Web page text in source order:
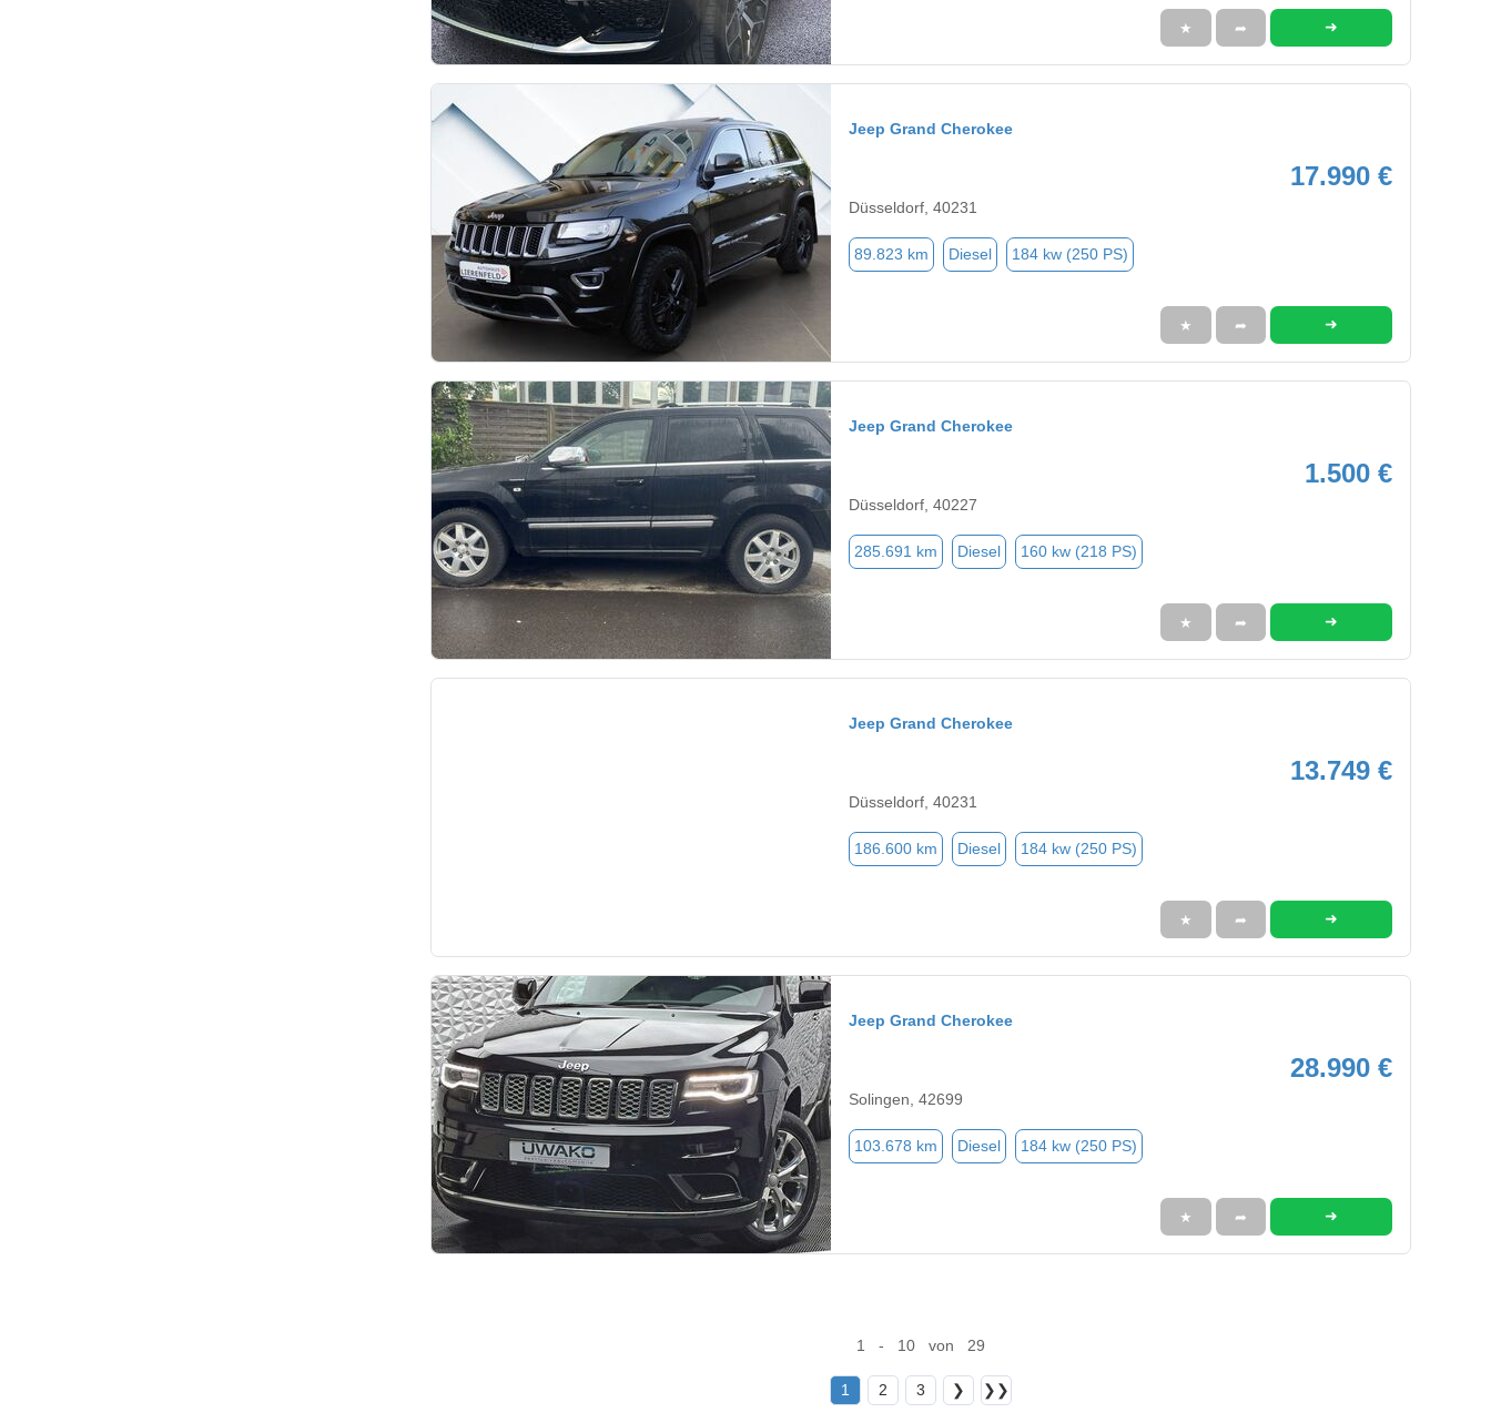
★ ➦ ➜
Jeep Grand Cherokee
17.990 €
Düsseldorf, 40231
89.823 km Diesel 184 kw (250 PS)
★ ➦ ➜
Jeep Grand Cherokee
1.500 €
Düsseldorf, 40227
285.691 km Diesel 160 kw (218 PS)
★ ➦ ➜
Jeep Grand Cherokee
13.749 €
Düsseldorf, 40231
186.600 km Diesel 184 kw (250 PS)
★ ➦ ➜
Jeep Grand Cherokee
28.990 €
Solingen, 42699
103.678 km Diesel 184 kw (250 PS)
★ ➦ ➜
1 - 10 von 29
1 2 3 ❯ ❯❯